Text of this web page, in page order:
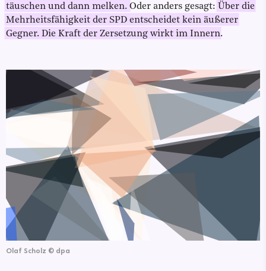
täuschen und dann melken. Oder anders gesagt: Über die
Mehrheitsfähigkeit der SPD entscheidet kein äußerer
Gegner. Die Kraft der Zersetzung wirkt im Innern.
Olaf Scholz © dpa